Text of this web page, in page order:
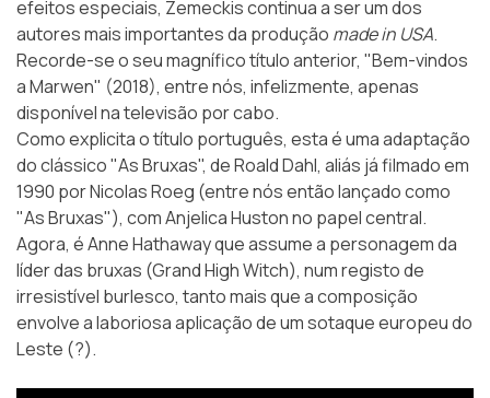
efeitos especiais, Zemeckis continua a ser um dos
autores mais importantes da produção made in USA.
Recorde-se o seu magnífico título anterior, "Bem-vindos
a Marwen" (2018), entre nós, infelizmente, apenas
disponível na televisão por cabo.
Como explicita o título português, esta é uma adaptação
do clássico "As Bruxas", deRoald Dahl, aliás já filmado em
1990 por Nicolas Roeg (entre nós então lançado como
"As Bruxas"), com Anjelica Huston no papel central.
Agora, é Anne Hathaway que assume a personagem da
líder das bruxas (Grand High Witch), num registo de
irresistível burlesco, tanto mais que a composição
envolve a laboriosa aplicação de um sotaque europeu do
Leste (?).